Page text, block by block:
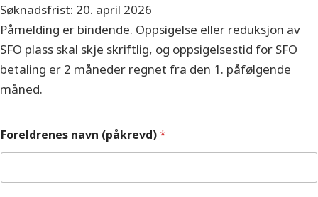
Søknadsfrist: 20. april 2026
Påmelding er bindende. Oppsigelse eller reduksjon av
SFO plass skal skje skriftlig, og oppsigelsestid for SFO
betaling er 2 måneder regnet fra den 1. påfølgende
måned.
Foreldrenes navn (påkrevd)*